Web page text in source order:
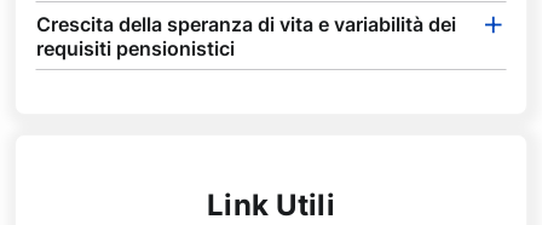
Crescita della speranza di vita e variabilità dei
requisiti pensionistici
Link Utili